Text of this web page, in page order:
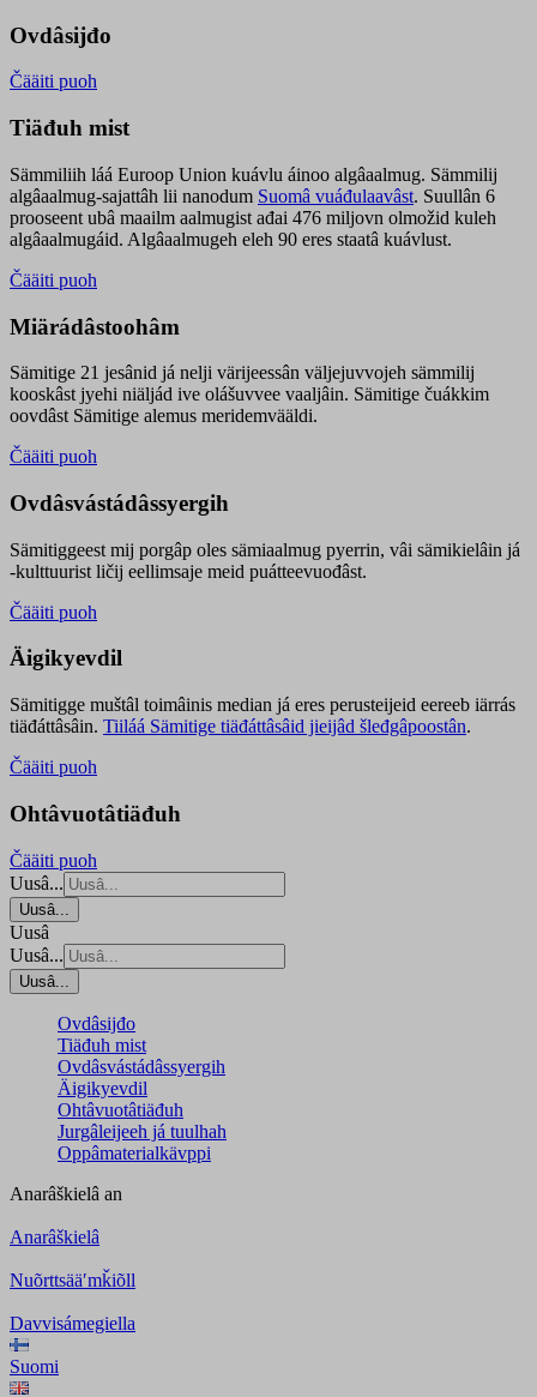
Ovdâsijđo
Čääiti puoh
Tiäđuh mist
Sämmiliih láá Euroop Union kuávlu áinoo algâaalmug. Sämmilij
algâaalmug-sajattâh lii nanodum Suomâ vuáđulaavâst. Suullân 6
prooseent ubâ maailm aalmugist ađai 476 miljovn olmožid kuleh
algâaalmugáid. Algâaalmugeh eleh 90 eres staatâ kuávlust.
Čääiti puoh
Miärádâstoohâm
Sämitige 21 jesânid já nelji värijeessân väljejuvvojeh sämmilij
kooskâst jyehi niäljád ive olášuvvee vaaljâin. Sämitige čuákkim
oovdâst Sämitige alemus meridemvääldi.
Čääiti puoh
Ovdâsvástádâssyergih
Sämitiggeest mij porgâp oles sämiaalmug pyerrin, vâi sämikielâin já
-kulttuurist ličij eellimsaje meid puátteevuođâst.
Čääiti puoh
Äigikyevdil
Sämitigge muštâl toimâinis median já eres perusteijeid eereeb iärrás
tiäđáttâsâin. Tiiláá Sämitige tiäđáttâsâid jieijâd šleđgâpoostân.
Čääiti puoh
Ohtâvuotâtiäđuh
Čääiti puoh
Uusâ...
Uusâ...
Uusâ
Uusâ...
Uusâ...
Ovdâsijđo
Tiäđuh mist
Ovdâsvástádâssyergih
Äigikyevdil
Ohtâvuotâtiäđuh
Jurgâleijeeh já tuulhah
Oppâmaterialkävppi
Anarâškielâ an
Anarâškielâ
Nuõrttsääʹmǩiõll
Davvisámegiella
Suomi